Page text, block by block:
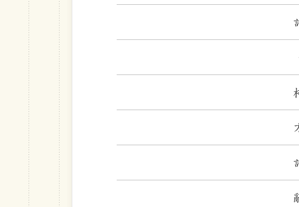
許
《
柯
方
許
辭